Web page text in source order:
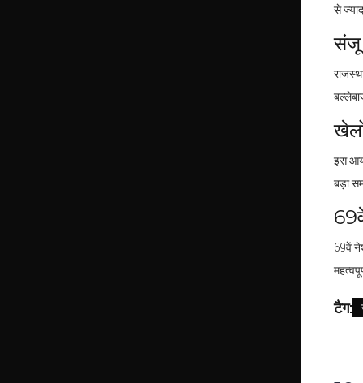
से
संजू
इस
बड़ा
69वें
टैग: